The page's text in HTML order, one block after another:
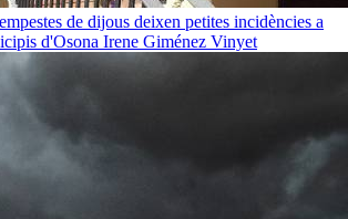
de dijous deixen petites incidències a
d'Osona Irene Giménez Vinyet